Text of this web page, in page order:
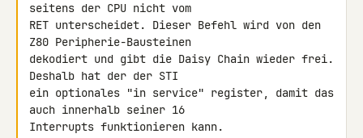
seitens der CPU nicht vom
RET unterscheidet. Dieser Befehl wird von den
Z80 Peripherie-Bausteinen
dekodiert und gibt die Daisy Chain wieder frei.
Deshalb hat der der STI
ein optionales "in service" register, damit das
auch innerhalb seiner 16
Interrupts funktionieren kann.